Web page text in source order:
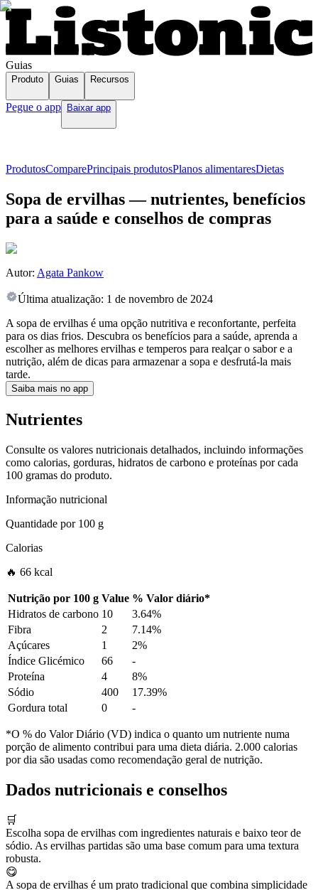
Guias
Produto Guias Recursos
Pegue o app Baixar app
ProdutosComparePrincipais produtosPlanos alimentaresDietas
Sopa de ervilhas — nutrientes, benefícios
para a saúde e conselhos de compras
Autor: Agata Pankow
Última atualização: 1 de novembro de 2024
A sopa de ervilhas é uma opção nutritiva e reconfortante, perfeita
para os dias frios. Descubra os benefícios para a saúde, aprenda a
escolher as melhores ervilhas e temperos para realçar o sabor e a
nutrição, além de dicas para armazenar a sopa e desfrutá-la mais
tarde.
Saiba mais no app
Nutrientes
Consulte os valores nutricionais detalhados, incluindo informações
como calorias, gorduras, hidratos de carbono e proteínas por cada
100 gramas do produto.
Informação nutricional
Quantidade por100 g
Calorias
🔥 66 kcal
Nutrição por 100 g Value % Valor diário*
Hidratos de carbono 10
3.64%
Fibra
2
7.14%
Açúcares
1
2%
Índice Glicémico
66
-
Proteína
4
8%
Sódio
400
17.39%
Gordura total
0 -
*O % do Valor Diário (VD) indica o quanto um nutriente numa
porção de alimento contribui para uma dieta diária. 2.000 calorias
por dia são usadas como recomendação geral de nutrição.
Dados nutricionais e conselhos
🛒
Escolha sopa de ervilhas com ingredientes naturais e baixo teor de
sódio. As ervilhas partidas são uma base comum para uma textura
robusta.
😋
A sopa de ervilhas é um prato tradicional que combina simplicidade